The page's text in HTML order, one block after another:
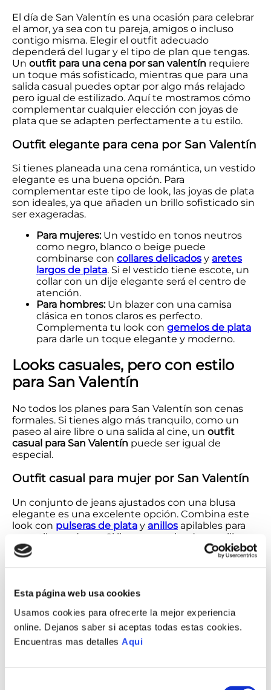
Esta página web usa cookies
Usamos cookies para ofrecerte la mejor experiencia
online. Dejanos saber si aceptas todas estas cookies.
Encuentras mas detalles Aqui
El día de San Valentín es una ocasión para celebrar
el amor, ya sea con tu pareja, amigos o incluso
contigo misma. Elegir el outfit adecuado
dependerá del lugar y el tipo de plan que tengas.
Un outfit para una cena por san valentín requiere
un toque más sofisticado, mientras que para una
salida casual puedes optar por algo más relajado
pero igual de estilizado. Aquí te mostramos cómo
complementar cualquier elección con joyas de
plata que se adapten perfectamente a tu estilo.
Outfit elegante para cena por San Valentín
Si tienes planeada una cena romántica, un vestido
elegante es una buena opción. Para
complementar este tipo de look, las joyas de plata
son ideales, ya que añaden un brillo sofisticado sin
ser exageradas.
Para mujeres:Un vestido en tonos neutros
como negro, blanco o beige puede
combinarse con collares delicados y aretes
largos de plata. Si el vestido tiene escote, un
collar con un dije elegante será el centro de
atención.
Para hombres: Un blazer con una camisa
clásica en tonos claros es perfecto.
Complementa tu look con gemelos de plata
para darle un toque elegante y moderno.
Looks casuales, pero con estilo
para San Valentín
No todos los planes para San Valentín son cenas
formales. Si tienes algo más tranquilo, como un
paseo al aire libre o una salida al cine, un outfit
casual para San Valentín puede ser igual de
especial.
Outfit casual para mujer por San Valentín
Un conjunto de jeans ajustados con una blusa
elegante es una excelente opción. Combina este
look con pulseras de plata y anillos apilables para
un estilo moderno. Si llevas un peinado sencillo,
unos
pueden ser el detalle que
complete tu outfit.
Valentín
Para los hombres, un look con jeans oscuros, una
camisa de manga larga y zapatillas blancas es ideal.
Laspulseras de platason joyas sutiles que estilizan
Cómo elegir la joyería adecuada